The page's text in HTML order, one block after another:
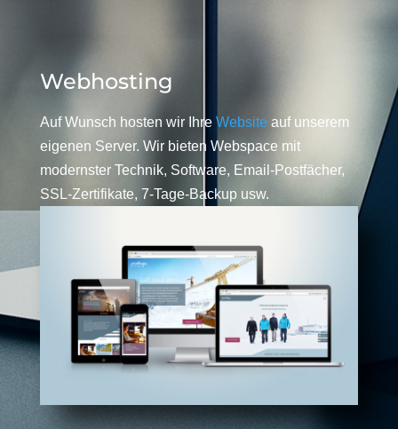
Webhosting
Auf Wunsch hosten wir Ihre Website auf unserem
eigenen Server. Wir bieten Webspace mit
modernster Technik, Software, Email-Postfächer,
SSL-Zertifikate, 7-Tage-Backup usw.